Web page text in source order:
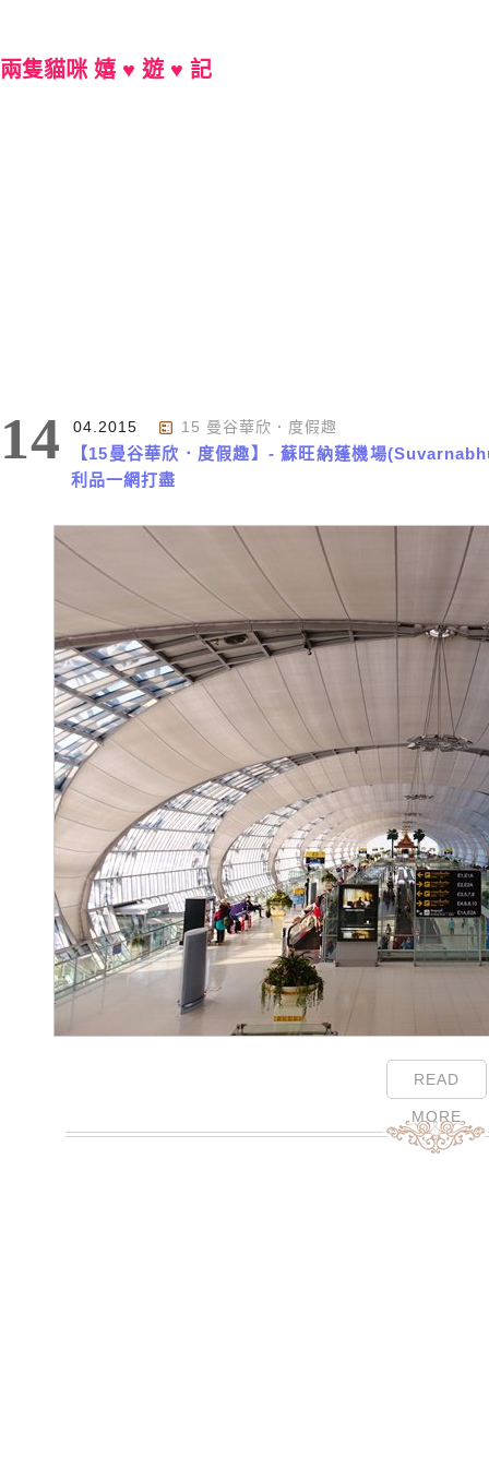
兩隻貓咪 嬉 ♥ 遊 ♥ 記
14 04.2015 15 曼谷華欣．度假趣
【15曼谷華欣．度假趣】- 蘇旺納蓬機場
利品一網打盡
READ
MORE